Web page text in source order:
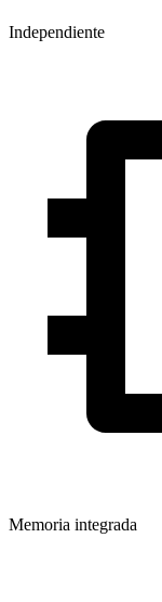
Independiente
Memoria integrada